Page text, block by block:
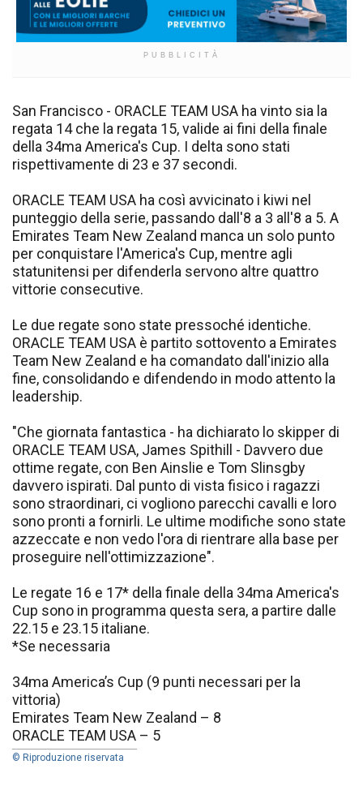
PUBBLICITÀ
San Francisco - ORACLE TEAM USA ha vinto sia la
regata 14 che la regata 15, valide ai fini della finale
della 34ma America's Cup. I delta sono stati
rispettivamente di 23 e 37 secondi.
ORACLE TEAM USA ha così avvicinato i kiwi nel
punteggio della serie, passando dall'8 a 3 all'8 a 5. A
Emirates Team New Zealand manca un solo punto
per conquistare l'America's Cup, mentre agli
statunitensi per difenderla servono altre quattro
vittorie consecutive.
Le due regate sono state pressoché identiche.
ORACLE TEAM USA è partito sottovento a Emirates
Team New Zealand e ha comandato dall'inizio alla
fine, consolidando e difendendo in modo attento la
leadership.
"Che giornata fantastica - ha dichiarato lo skipper di
ORACLE TEAM USA, James Spithill - Davvero due
ottime regate, con Ben Ainslie e Tom Slinsgby
davvero ispirati. Dal punto di vista fisico i ragazzi
sono straordinari, ci vogliono parecchi cavalli e loro
sono pronti a fornirli. Le ultime modifiche sono state
azzeccate e non vedo l'ora di rientrare alla base per
proseguire nell'ottimizzazione".
Le regate 16 e 17* della finale della 34ma America's
Cup sono in programma questa sera, a partire dalle
22.15 e 23.15 italiane.
*Se necessaria
34ma America’s Cup (9 punti necessari per la
vittoria)
Emirates Team New Zealand – 8
ORACLE TEAM USA – 5
© Riproduzione riservata